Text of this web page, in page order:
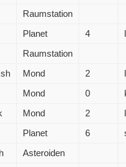
Raumstation
Planet 4
Raumstation
Mond 2
Mond 0
Mond 2
Planet 6
Asteroiden